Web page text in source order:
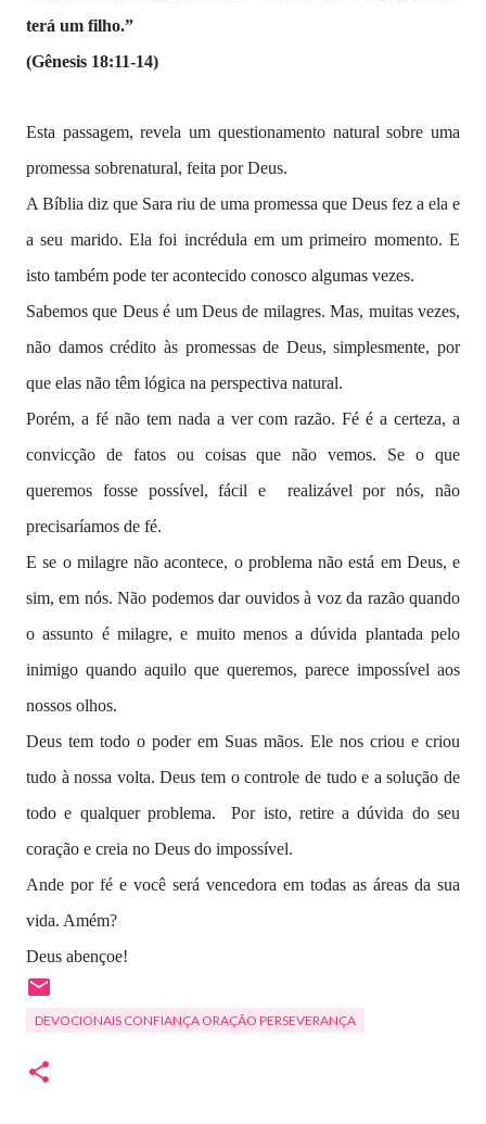
terá um filho.”
(Gênesis 18:11-14)
Esta passagem, revela um questionamento natural sobre uma
promessa sobrenatural, feita por Deus.
A Bíblia diz que Sara riu de uma promessa que Deus fez a ela e
a seu marido. Ela foi incrédula em um primeiro momento. E
isto também pode ter acontecido conosco algumas vezes.
Sabemos que Deus é um Deus de milagres. Mas, muitas vezes,
não damos crédito às promessas de Deus, simplesmente, por
que elas não têm lógica na perspectiva natural.
Porém, a fé não tem nada a ver com razão. Fé é a certeza, a
convicção de fatos ou coisas que não vemos. Se o que
queremos fosse possível, fácil e realizável por nós, não
precisaríamos de fé.
E se o milagre não acontece, o problema não está em Deus, e
sim, em nós. Não podemos dar ouvidos à voz da razão quando
o assunto é milagre, e muito menos a dúvida plantada pelo
inimigo quando aquilo que queremos, parece impossível aos
nossos olhos.
Deus tem todo o poder em Suas mãos. Ele nos criou e criou
tudo à nossa volta. Deus tem o controle de tudo e a solução de
todo e qualquer problema. Por isto, retire a dúvida do seu
coração e creia no Deus do impossível.
Ande por fé e você será vencedora em todas as áreas da sua
vida. Amém?
Deus abençoe!
DEVOCIONAIS CONFIANÇA ORAÇÃO PERSEVERANÇA